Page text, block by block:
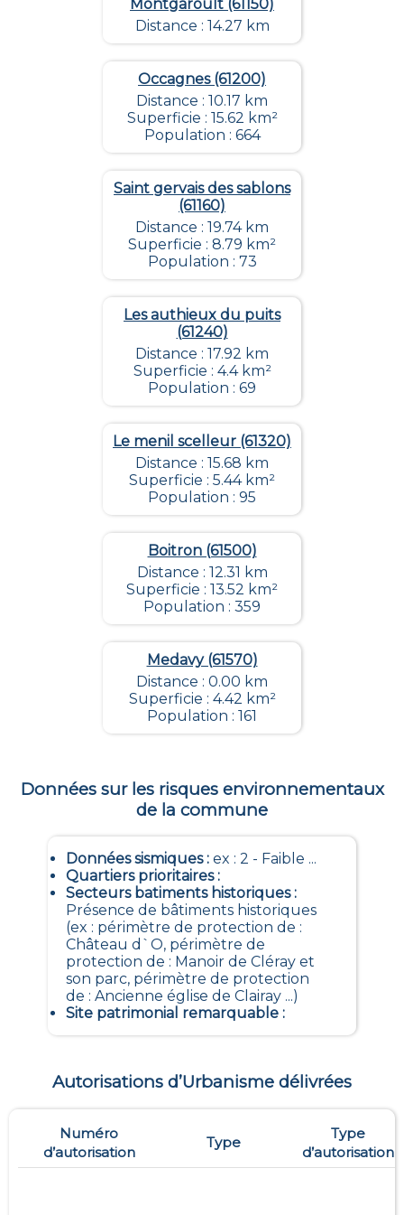
Montgaroult (61150)
Distance : 14.27 km
Occagnes (61200)
Distance : 10.17 km
Superficie : 15.62 km²
Population : 664
Saint gervais des sablons
(61160)
Distance : 19.74 km
Superficie : 8.79 km²
Population : 73
Les authieux du puits
(61240)
Distance : 17.92 km
Superficie : 4.4 km²
Population : 69
Le menil scelleur (61320)
Distance : 15.68 km
Superficie : 5.44 km²
Population : 95
Boitron (61500)
Distance : 12.31 km
Superficie : 13.52 km²
Population : 359
Medavy (61570)
Distance : 0.00 km
Superficie : 4.42 km²
Population : 161
Données sur les risques environnementaux
de la commune
Données sismiques: ex : 2 - Faible ...
Quartiers prioritaires:
Secteurs batiments historiques:
Présence de bâtiments historiques
(ex : périmètre de protection de :
Château d`O, périmètre de
protection de : Manoir de Cléray et
son parc, périmètre de protection
de : Ancienne église de Clairay ...)
Site patrimonial remarquable:
Autorisations d’Urbanisme délivrées
Numéro
d’autorisation
Type
Type
d’autorisation